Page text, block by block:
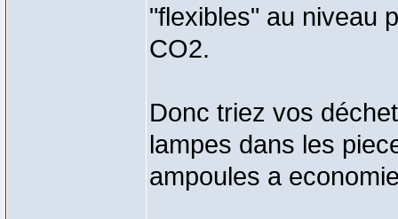
"flexibles" au niveau
CO2.
Donc triez vos
lampes dans les
ampoules a